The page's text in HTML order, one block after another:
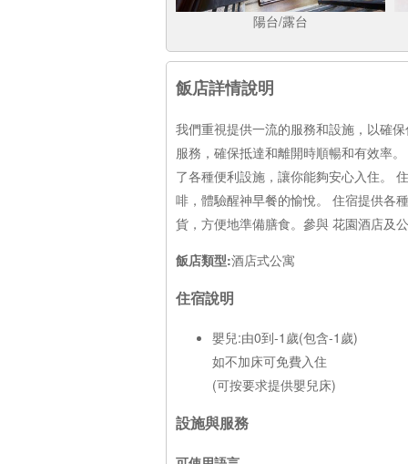
陽台/露台
飯店詳情說明
我們重視提供一流的服務和設施，以確
服務，確保抵達和離開時順暢和有效率
了各種便利設施，讓你能夠安心入住。
啡，體驗醒神早餐的愉悅。 住宿提供各
貨，方便地準備膳食。參與 花園酒店及
飯店類型:酒店式公寓
住宿說明
嬰兒:由0到-1歲(包含-1歲)
如不加床可免費入住
(可按要求提供嬰兒床)
設施與服務